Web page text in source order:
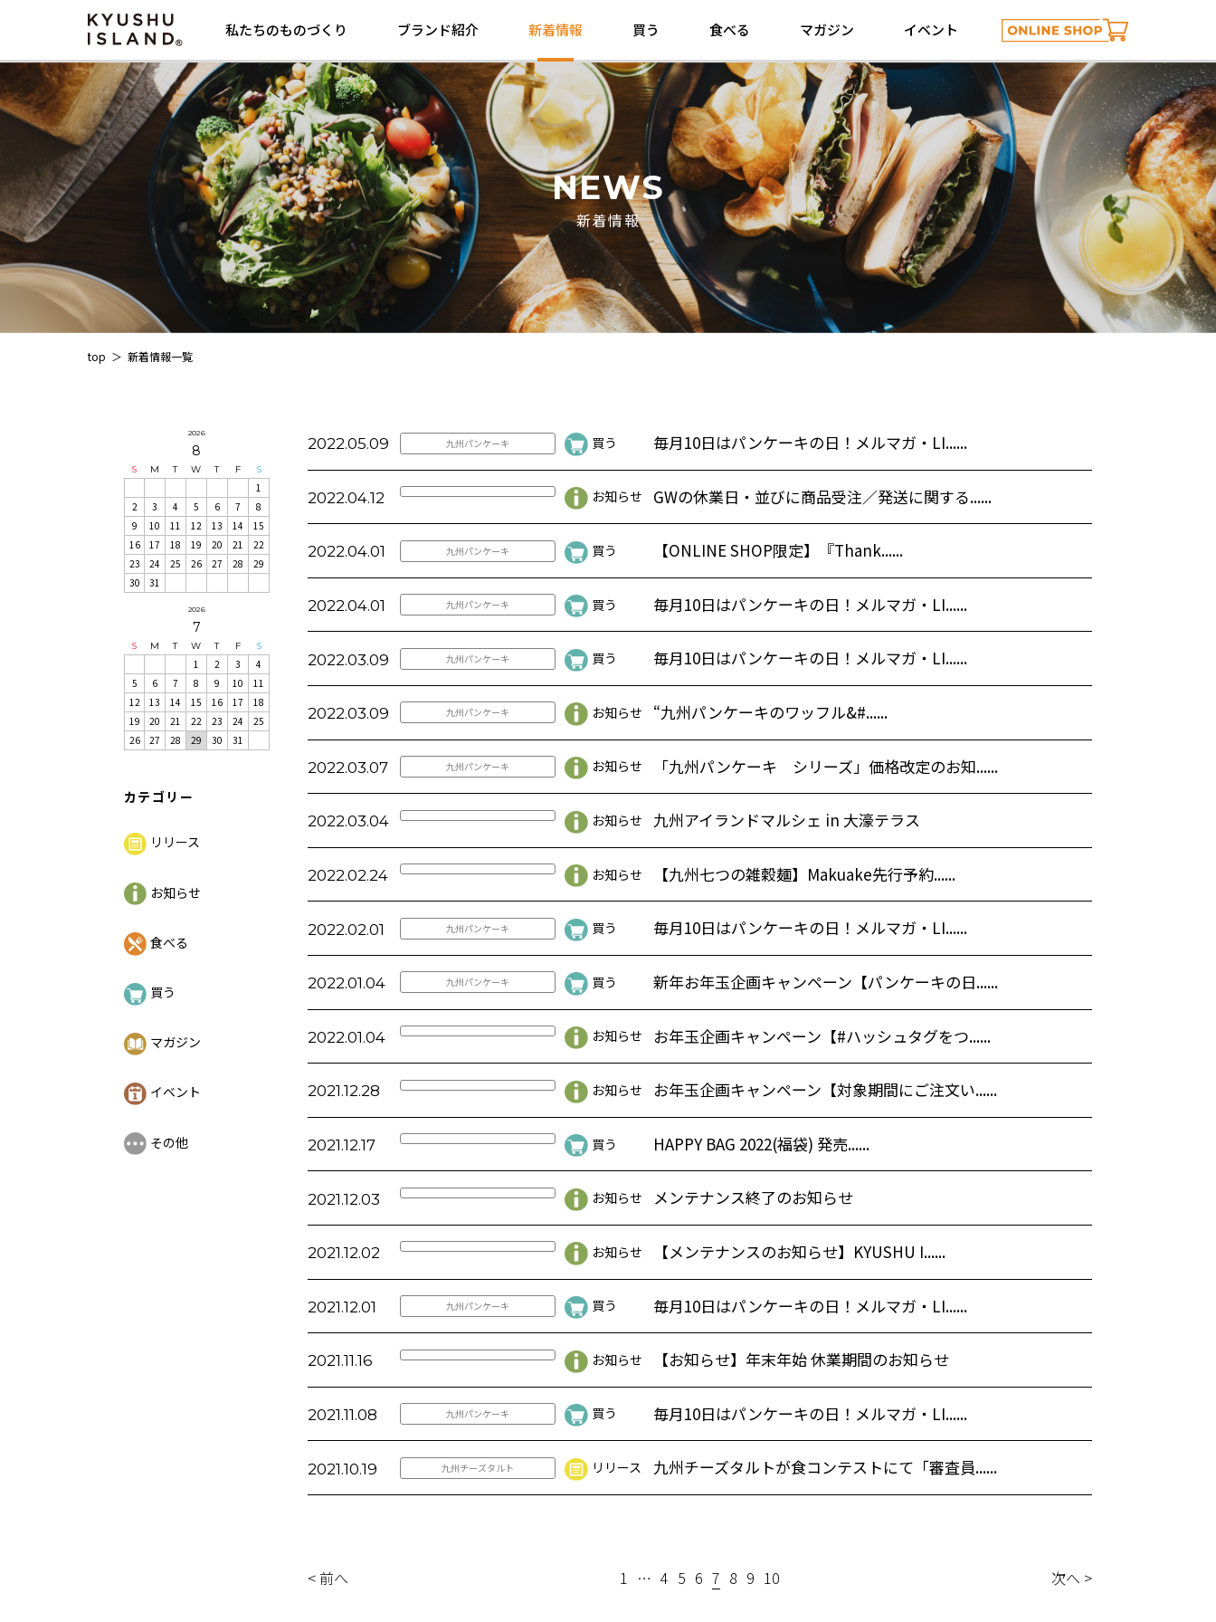
私たちのものづくり ブランド紹介 新着情報 買う 食べる マガジン イベント
NEWS
新着情報
top 新着情報一覧
2022.05.09 九州パンケーキ 買う 毎月10日はパンケーキの日！メルマガ・LI......
2022.04.12 お知らせ GWの休業日・並びに商品受注／発送に関する......
2022.04.01 九州パンケーキ 買う 【ONLINE SHOP限定】『Thank......
2022.04.01 九州パンケーキ 買う 毎月10日はパンケーキの日！メルマガ・LI......
2022.03.09 九州パンケーキ 買う 毎月10日はパンケーキの日！メルマガ・LI......
2022.03.09 九州パンケーキ お知らせ “九州パンケーキのワッフル&#......
2022.03.07 九州パンケーキ お知らせ 「九州パンケーキ シリーズ」価格改定のお知......
2022.03.04 お知らせ 九州アイランドマルシェ in 大濠テラス
2022.02.24 お知らせ 【九州七つの雑穀麺】Makuake先行予約......
2022.02.01 九州パンケーキ 買う 毎月10日はパンケーキの日！メルマガ・LI......
2022.01.04 九州パンケーキ 買う 新年お年玉企画キャンペーン【パンケーキの日......
2022.01.04 お知らせ お年玉企画キャンペーン【#ハッシュタグをつ......
2021.12.28 お知らせ お年玉企画キャンペーン【対象期間にご注文い......
2021.12.17 買う HAPPY BAG 2022(福袋) 発売......
2021.12.03 お知らせ メンテナンス終了のお知らせ
2021.12.02 お知らせ 【メンテナンスのお知らせ】KYUSHU I......
2021.12.01 九州パンケーキ 買う 毎月10日はパンケーキの日！メルマガ・LI......
2021.11.16 お知らせ 【お知らせ】年末年始 休業期間のお知らせ
2021.11.08 九州パンケーキ 買う 毎月10日はパンケーキの日！メルマガ・LI......
2021.10.19 九州チーズタルト リリース 九州チーズタルトが⾷コンテストにて「審査員......
< 前へ 1 … 4 5 6 7 8 9 10 次へ >
2026
8
S M T W T F S
1
2
3 4 5 6 7
8
9
10 11 12 13 14
15
16
17 18 19 20 21
22
23
24 25 26 27 28
29
30
31
2026
7
S M T W T F S
1 2 3
4
5
6 7 8 9 10
11
12
13 14 15 16 17
18
19
20 21 22 23 24
25
26
27 28 29 30 31
カテゴリー
リリース
お知らせ
食べる
買う
マガジン
イベント
その他